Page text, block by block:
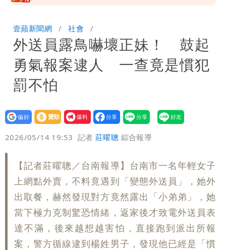
標準
壹蘋新聞網 社會
外送員露鳥嚇壞正妹！ 鼓起
勇氣報案逮人 一查竟是慣犯
罰不怕
設為
贊助
我要
爆料
2026/05/14 19:53 記者莊曜聰 綜合報導
【記者莊曜聰／台南報導】台南市一名年輕女子
上網點外賣，不料竟遇到「變態外送員」，她外
出取餐，赫然發現對方竟然露出「小弟弟」，她
當下極力克制驚恐情緒，返家後才致電外送員表
達不滿，後來越想越害怕，直接跑到派出所報
案，警方循線逮到楊姓男子，發現他已經是「慣